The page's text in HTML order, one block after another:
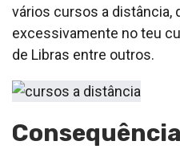
vários cursos a distância,
excessivamente no teu
de Libras entre outros.